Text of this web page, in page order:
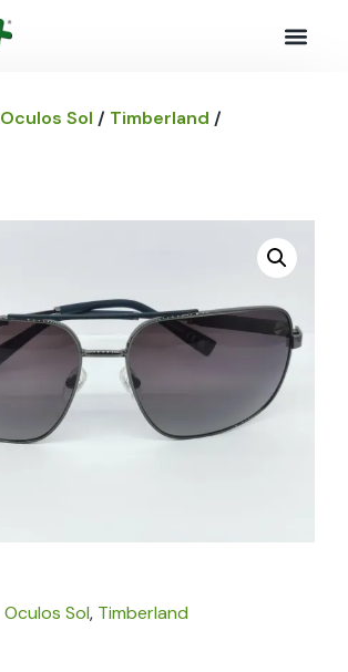
Oculos Sol / Timberland /
Oculos Sol, Timberland